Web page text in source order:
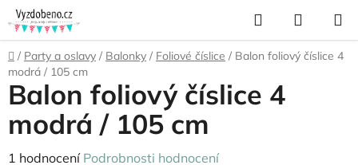
Přejít
na
obsah
Hledat
KOŠÍK
Domů
/ Party a oslavy / Balonky / Foliové číslice / Balon foliový číslice 4
modrá / 105 cm
Balon foliový číslice 4
modrá / 105 cm
Průměrné
1 hodnocení Podrobnosti hodnocení